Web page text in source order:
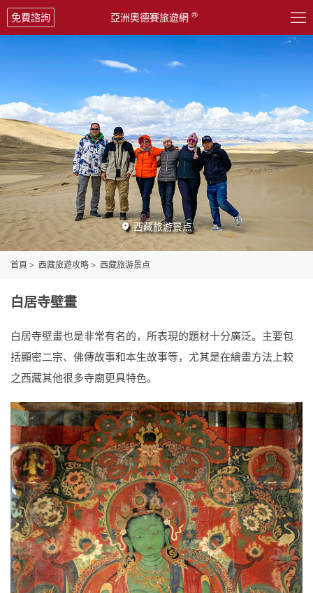

免費諮詢 亞洲奧德賽旅遊網 ®
 西藏旅游景点
首頁 > 西藏旅遊攻略> 西藏旅游景点
白居寺壁畫
白居寺壁畫也是非常有名的，所表現的題材十分廣泛。主要包
括顯密二宗、佛傳故事和本生故事等，尤其是在繪畫方法上較
之西藏其他很多寺廟更具特色。